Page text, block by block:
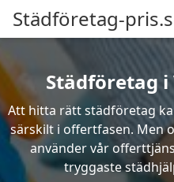
Städföretag-
Städföretag
Att hitta rätt städföretag
särskilt i offertfasen. Men
använder vår
tryggaste